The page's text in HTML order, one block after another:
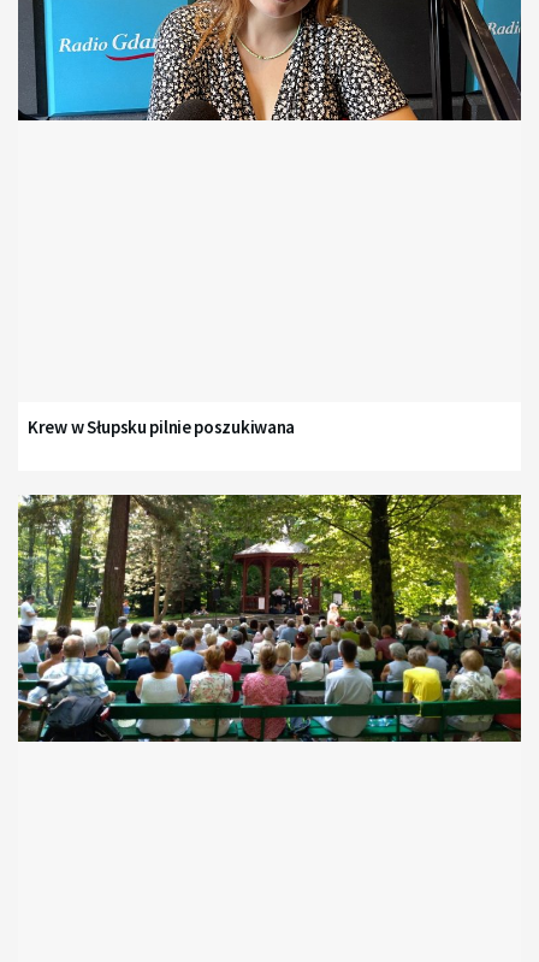
Krew w Słupsku pilnie poszukiwana